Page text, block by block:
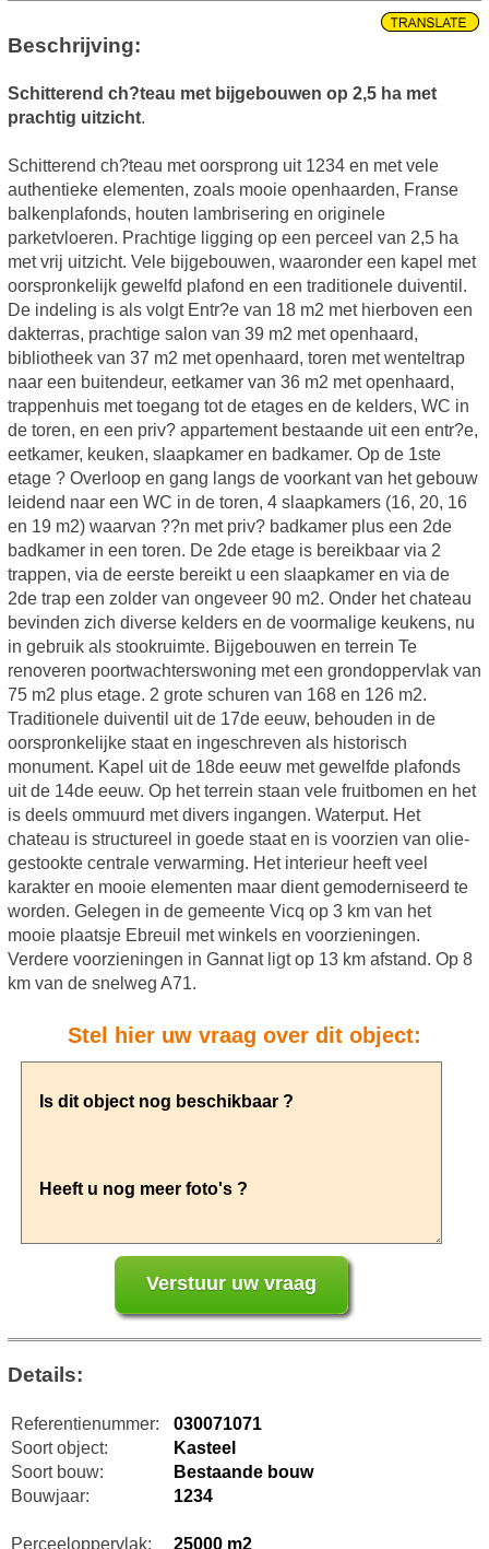
Beschrijving:
Schitterend ch?teau met bijgebouwen op 2,5 ha met
prachtig uitzicht.
Schitterend ch?teau met oorsprong uit 1234 en met vele
authentieke elementen, zoals mooie openhaarden, Franse
balkenplafonds, houten lambrisering en originele
parketvloeren. Prachtige ligging op een perceel van 2,5 ha
met vrij uitzicht. Vele bijgebouwen, waaronder een kapel met
oorspronkelijk gewelfd plafond en een traditionele duiventil.
De indeling is als volgt Entr?e van 18 m2 met hierboven een
dakterras, prachtige salon van 39 m2 met openhaard,
bibliotheek van 37 m2 met openhaard, toren met wenteltrap
naar een buitendeur, eetkamer van 36 m2 met openhaard,
trappenhuis met toegang tot de etages en de kelders, WC in
de toren, en een priv? appartement bestaande uit een entr?e,
eetkamer, keuken, slaapkamer en badkamer. Op de 1ste
etage ? Overloop en gang langs de voorkant van het gebouw
leidend naar een WC in de toren, 4 slaapkamers (16, 20, 16
en 19 m2) waarvan ??n met priv? badkamer plus een 2de
badkamer in een toren. De 2de etage is bereikbaar via 2
trappen, via de eerste bereikt u een slaapkamer en via de
2de trap een zolder van ongeveer 90 m2. Onder het chateau
bevinden zich diverse kelders en de voormalige keukens, nu
in gebruik als stookruimte. Bijgebouwen en terrein Te
renoveren poortwachterswoning met een grondoppervlak van
75 m2 plus etage. 2 grote schuren van 168 en 126 m2.
Traditionele duiventil uit de 17de eeuw, behouden in de
oorspronkelijke staat en ingeschreven als historisch
monument. Kapel uit de 18de eeuw met gewelfde plafonds
uit de 14de eeuw. Op het terrein staan vele fruitbomen en het
is deels ommuurd met divers ingangen. Waterput. Het
chateau is structureel in goede staat en is voorzien van olie-
gestookte centrale verwarming. Het interieur heeft veel
karakter en mooie elementen maar dient gemoderniseerd te
worden. Gelegen in de gemeente Vicq op 3 km van het
mooie plaatsje Ebreuil met winkels en voorzieningen.
Verdere voorzieningen in Gannat ligt op 13 km afstand. Op 8
km van de snelweg A71.
Stel hier uw vraag over dit object:
Details:
Referentienummer:
030071071
Soort object:
Kasteel
Soort bouw:
Bestaande bouw
Bouwjaar:
1234
Perceeloppervlak: 25000 m2